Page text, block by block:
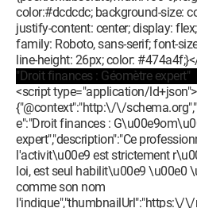
color:#dcdcdc; background-size:
justify-content: center; display:
family: Roboto, sans-serif; font-
line-height: 26px; color:
"Droit finances : Géomètre expert"
<script type="application/ld+json">
{"@context":"http:\/\/
e":"Droit finances :
expert","description":"Ce
l'activit\u00e9 est strictement
loi, est seul habilit\u00e9 \u00e0
comme son nom